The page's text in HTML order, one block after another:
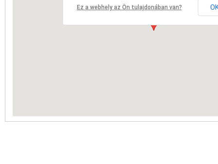
Ez a webhely az Ön tulajdonában van?